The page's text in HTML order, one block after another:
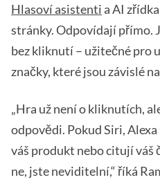
Hlasoví asistenti a AI
stránky. Odpovídají přímo.
bez kliknutí – užitečné pro
značky, které jsou závislé
„Hra už není o kliknutích,
odpovědi. Pokud Siri,
váš produkt nebo citují váš
ne, jste neviditelní,“ říká